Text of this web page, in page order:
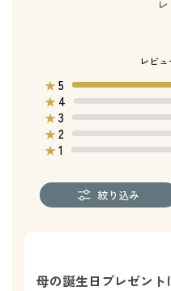
レビュ
★5
★ 4
★3
★2
★1
絞り込み
母の誕生日プレゼント